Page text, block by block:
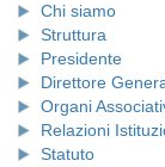
Chi siamo
Struttura
Presidente
Direttore
Organi
Relazioni
Statuto